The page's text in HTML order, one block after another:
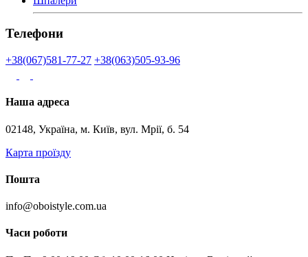
Телефони
+38(067)581-77-27 +38(063)505-93-96
Наша адреса
02148, Україна, м. Київ, вул. Мрії, б. 54
Карта проїзду
Пошта
info@oboistyle.com.ua
Часи роботи